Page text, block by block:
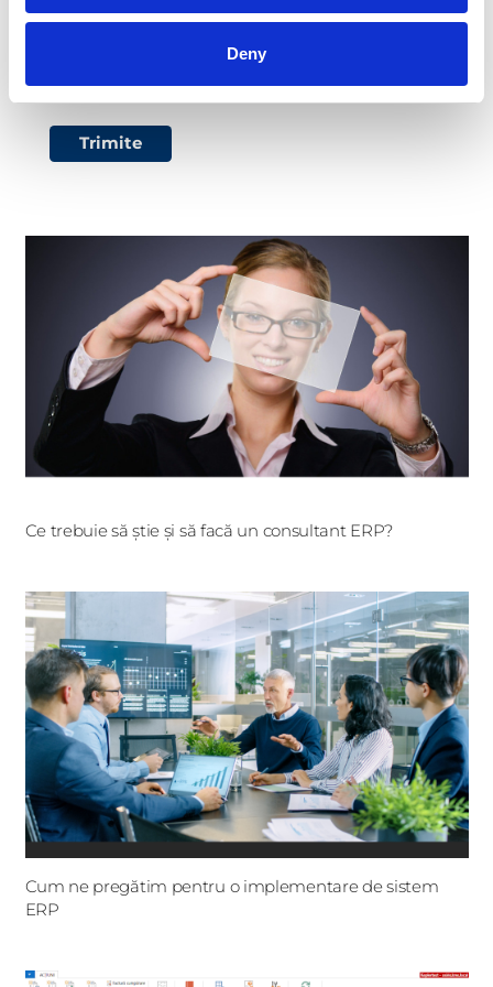
Deny
conformPoliticii de Confidențialitatepe care
am citit-o si am inteles-o.
Exprimare acord
Trimite
Ce trebuie să știe și să facă un consultant ERP?
Cum ne pregătim pentru o implementare de sistem
ERP